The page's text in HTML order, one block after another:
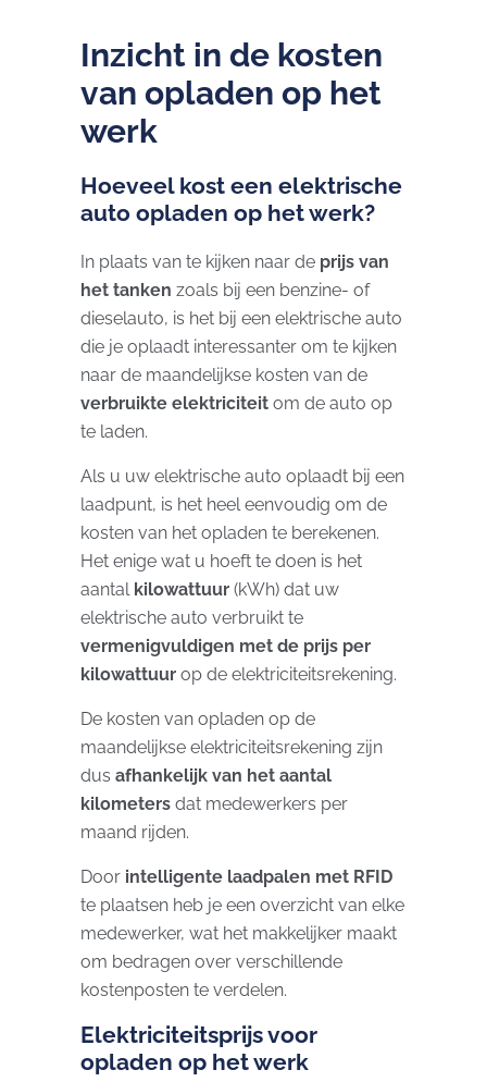
Inzicht in de kosten
van opladen op het
werk
Hoeveel kost een elektrische
auto opladen op het werk?
In plaats van te kijken naar de prijs van
het tanken zoals bij een benzine- of
dieselauto, is het bij een elektrische auto
die je oplaadt interessanter om te kijken
naar de maandelijkse kosten van de
verbruikte elektriciteit om de auto op
te laden.
Als u uw elektrische auto oplaadt bij een
laadpunt, is het heel eenvoudig om de
kosten van het opladen te berekenen.
Het enige wat u hoeft te doen is het
aantal kilowattuur (kWh) dat uw
elektrische auto verbruikt te
vermenigvuldigen met de prijs per
kilowattuur op de elektriciteitsrekening.
De kosten van opladen op de
maandelijkse elektriciteitsrekening zijn
dus afhankelijk van het aantal
kilometers dat medewerkers per
maand rijden.
Door intelligente laadpalen met RFID
te plaatsen heb je een overzicht van elke
medewerker, wat het makkelijker maakt
om bedragen over verschillende
kostenposten te verdelen.
Elektriciteitsprijs voor
opladen op het werk